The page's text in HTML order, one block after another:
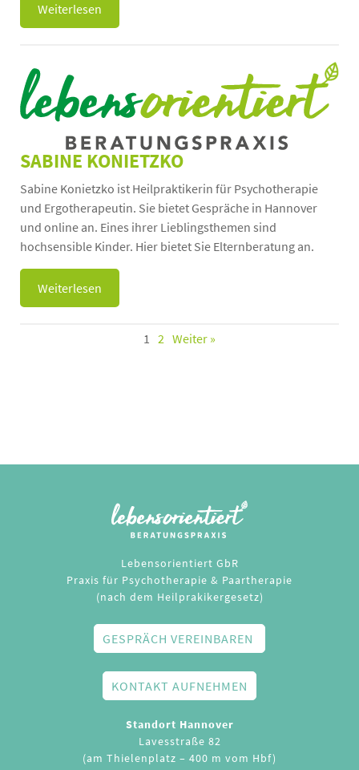
Weiterlesen
SABINE KONIETZKO
Sabine Konietzko ist Heilpraktikerin für Psychotherapie
und Ergotherapeutin. Sie bietet Gespräche in Hannover
und online an. Eines ihrer Lieblingsthemen sind
hochsensible Kinder. Hier bietet Sie Elternberatung an.
Weiterlesen
1 2 Weiter »
Lebensorientiert GbR
Praxis für Psychotherapie & Paartherapie
(nach dem Heilprakikergesetz)
GESPRÄCH VEREINBAREN
KONTAKT AUFNEHMEN
Standort Hannover
Lavesstraße 82
(am Thielenplatz – 400 m vom Hbf)